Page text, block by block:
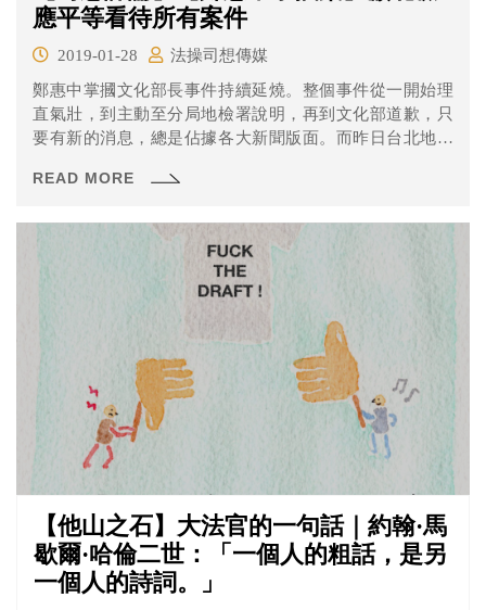
應平等看待所有案件
2019-01-28
法操司想傳媒
鄭惠中掌摑文化部長事件持續延燒。整個事件從一開始理
直氣壯，到主動至分局地檢署說明，再到文化部道歉，只
要有新的消息，總是佔據各大新聞版面。而昨日台北地檢
藝人「遭檢限制住居 委任律師轟：侵害人權」云云，進行
READ MORE
【他山之石】大法官的一句話｜約翰·馬
歇爾·哈倫二世：「一個人的粗話，是另
一個人的詩詞。」